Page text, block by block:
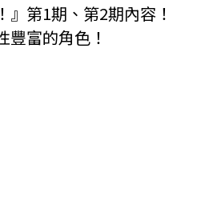
第1期、第2期內容！
富的角色！